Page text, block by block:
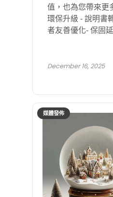
值，也為您帶來更
環保升級 - 說明書
者友善優化- 保固
December 16, 2025
媒體發佈